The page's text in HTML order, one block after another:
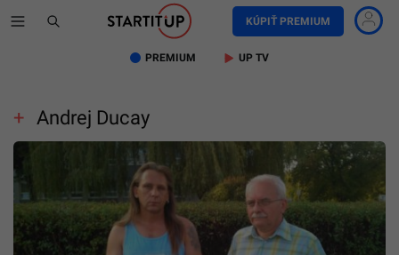
KÚPIŤ PREMIUM
PREMIUM UP TV
Andrej Ducay